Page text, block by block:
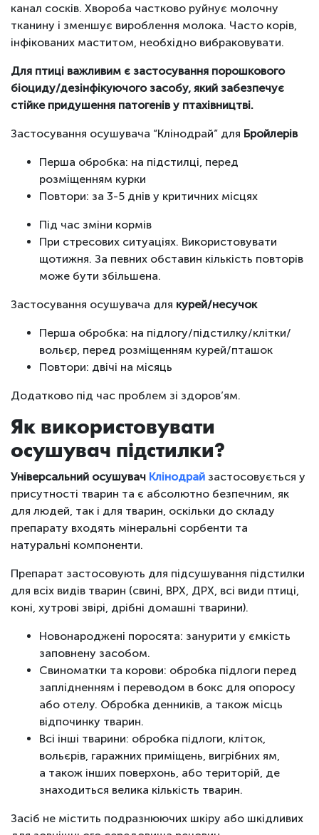
канал сосків. Хвороба частково руйнує молочну
тканину і зменшує вироблення молока. Часто корів,
інфікованих маститом, необхідно вибраковувати.
Для птиці важливим є застосування порошкового
біоциду/дезінфікуючого засобу, який забезпечує
стійке придушення патогенів у птахівництві.
Застосування осушувача “Клінодрай” для Бройлерів
Перша обробка: на підстилці, перед
розміщенням курки
Повтори: за 3-5 днів у критичних місцях
Під час зміни кормів
При стресових ситуаціях. Використовувати
щотижня. За певних обставин кількість повторів
може бути збільшена.
Застосування осушувача для курей/несучок
Перша обробка: на підлогу/підстилку/клітки/
вольєр, перед розміщенням курей/пташок
Повтори: двічі на місяць
Додатково під час проблем зі здоров’ям.
Як використовувати
осушувач підстилки?
Універсальний осушувач Клінодрай застосовується у
присутності тварин та є абсолютно безпечним, як
для людей, так і для тварин, оскільки до складу
препарату входять мінеральні сорбенти та
натуральні компоненти.
Препарат застосовують для підсушування підстилки
для всіх видів тварин (свині, ВРХ, ДРХ, всі види птиці,
коні, хутрові звірі, дрібні домашні тварини).
Новонароджені поросята: занурити у ємкість
заповнену засобом.
Свиноматки та корови: обробка підлоги перед
заплідненням і переводом в бокс для опоросу
або отелу. Обробка денників, а також місць
відпочинку тварин.
Всі інші тварини: обробка підлоги, кліток,
вольєрів, гаражних приміщень, вигрібних ям,
а також інших поверхонь, або територій, де
знаходиться велика кількість тварин.
Засіб не містить подразнюючих шкіру або шкідливих